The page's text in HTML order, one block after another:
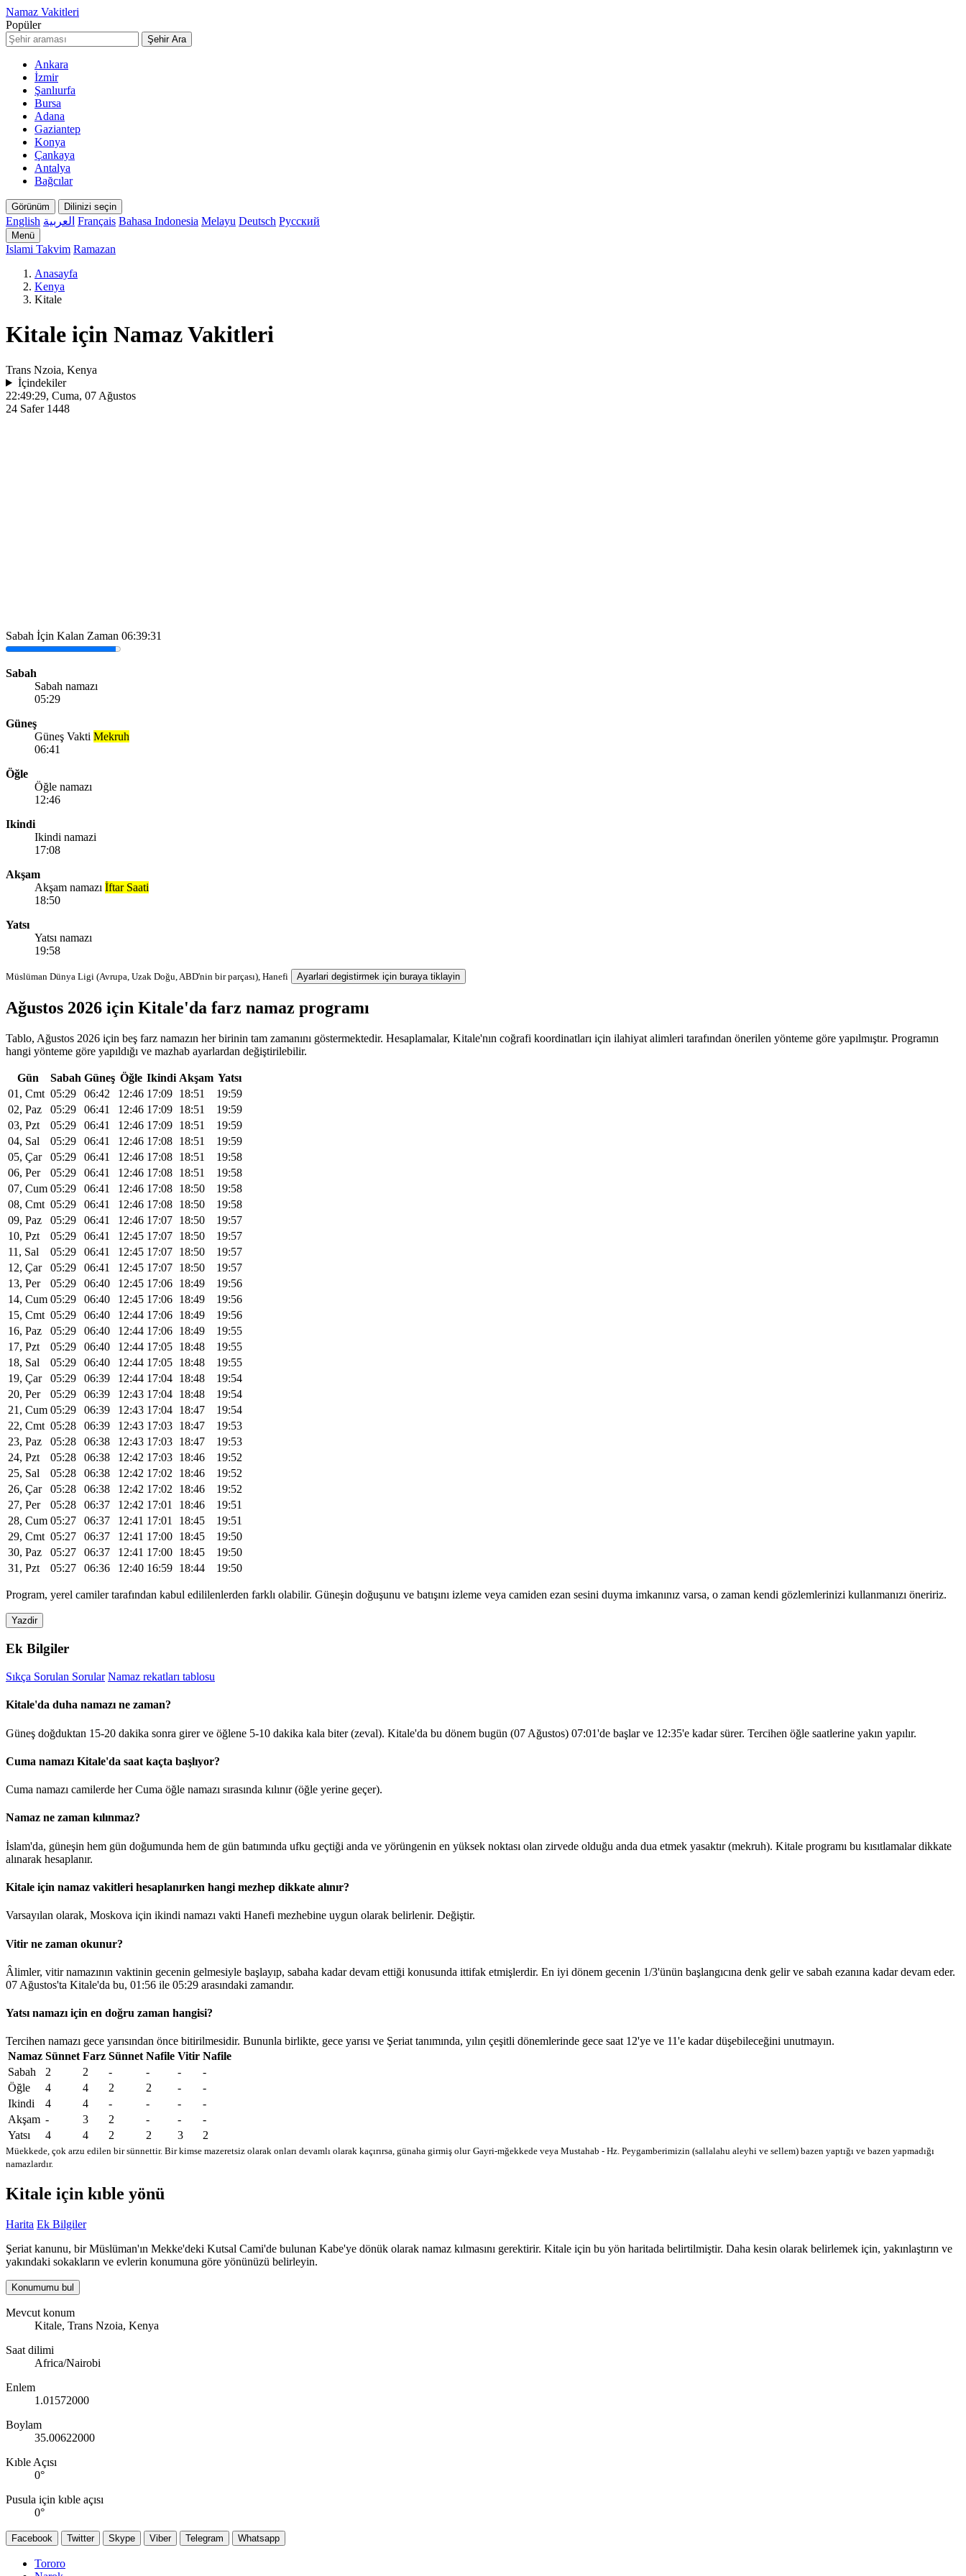
Namaz Vakitleri
Popüler
Şehir Ara
Ankara
İzmir
Şanlıurfa
Bursa
Adana
Gaziantep
Konya
Çankaya
Antalya
Bağcılar
Görünüm Dilinizi seçin
English العربية Français Bahasa Indonesia Melayu Deutsch Русский
Menü
Islami Takvim Ramazan
Anasayfa
Kenya
Kitale
Kitale için Namaz Vakitleri
Trans Nzoia, Kenya
İçindekiler
22:49:29, Cuma, 07 Ağustos
24 Safer 1448
Sabah İçin Kalan Zaman 06:39:31
Sabah
Sabah namazı
05:29
Güneş
Güneş Vakti Mekruh
06:41
Öğle
Öğle namazı
12:46
Ikindi
Ikindi namazi
17:08
Akşam
Akşam namazı İftar Saati
18:50
Yatsı
Yatsı namazı
19:58
Müslüman Dünya Ligi (Avrupa, Uzak Doğu, ABD'nin bir parçası), Hanefi Ayarlari degistirmek için buraya tiklayin
Ağustos 2026 için Kitale'da farz namaz programı
Tablo, Ağustos 2026 için beş farz namazın her birinin tam zamanını göstermektedir. Hesaplamalar, Kitale'nın coğrafi koordinatları için ilahiyat alimleri tarafından önerilen yönteme göre yapılmıştır. Programın
hangi yönteme göre yapıldığı ve mazhab ayarlardan değiştirilebilir.
Gün Sabah Güneş Öğle Ikindi Akşam Yatsı
01, Cmt 05:29 06:42 12:46 17:09 18:51
19:59
02, Paz
05:29 06:41 12:46 17:09 18:51
19:59
03, Pzt
05:29 06:41 12:46 17:09 18:51
19:59
04, Sal
05:29 06:41 12:46 17:08 18:51
19:59
05, Çar
05:29 06:41 12:46 17:08 18:51
19:58
06, Per
05:29 06:41 12:46 17:08 18:51
19:58
07, Cum 05:29 06:41 12:46 17:08 18:50
19:58
08, Cmt 05:29 06:41 12:46 17:08 18:50
19:58
09, Paz
05:29 06:41 12:46 17:07 18:50
19:57
10, Pzt
05:29 06:41 12:45 17:07 18:50
19:57
11, Sal
05:29 06:41 12:45 17:07 18:50
19:57
12, Çar
05:29 06:41 12:45 17:07 18:50
19:57
13, Per
05:29 06:40 12:45 17:06 18:49
19:56
14, Cum 05:29 06:40 12:45 17:06 18:49
19:56
15, Cmt 05:29 06:40 12:44 17:06 18:49
19:56
16, Paz
05:29 06:40 12:44 17:06 18:49
19:55
17, Pzt
05:29 06:40 12:44 17:05 18:48
19:55
18, Sal
05:29 06:40 12:44 17:05 18:48
19:55
19, Çar
05:29 06:39 12:44 17:04 18:48
19:54
20, Per
05:29 06:39 12:43 17:04 18:48
19:54
21, Cum 05:29 06:39 12:43 17:04 18:47
19:54
22, Cmt 05:28 06:39 12:43 17:03 18:47
19:53
23, Paz
05:28 06:38 12:43 17:03 18:47
19:53
24, Pzt
05:28 06:38 12:42 17:03 18:46
19:52
25, Sal
05:28 06:38 12:42 17:02 18:46
19:52
26, Çar
05:28 06:38 12:42 17:02 18:46
19:52
27, Per
05:28 06:37 12:42 17:01 18:46
19:51
28, Cum 05:27 06:37 12:41 17:01 18:45
19:51
29, Cmt 05:27 06:37 12:41 17:00 18:45
19:50
30, Paz
05:27 06:37 12:41 17:00 18:45
19:50
31, Pzt
05:27 06:36 12:40 16:59 18:44 19:50
Program, yerel camiler tarafından kabul edililenlerden farklı olabilir. Güneşin doğuşunu ve batışını izleme veya camiden ezan sesini duyma imkanınız varsa, o zaman kendi gözlemlerinizi kullanmanızı öneririz.
Yazdir
Ek Bilgiler
Sıkça Sorulan Sorular Namaz rekatları tablosu
Kitale'da duha namazı ne zaman?
Güneş doğduktan 15-20 dakika sonra girer ve öğlene 5-10 dakika kala biter (zeval). Kitale'da bu dönem bugün (07 Ağustos) 07:01'de başlar ve 12:35'e kadar sürer. Tercihen öğle saatlerine yakın yapılır.
Cuma namazı Kitale'da saat kaçta başlıyor?
Cuma namazı camilerde her Cuma öğle namazı sırasında kılınır (öğle yerine geçer).
Namaz ne zaman kılınmaz?
İslam'da, güneşin hem gün doğumunda hem de gün batımında ufku geçtiği anda ve yörüngenin en yüksek noktası olan zirvede olduğu anda dua etmek yasaktır (mekruh). Kitale programı bu kısıtlamalar dikkate
alınarak hesaplanır.
Kitale için namaz vakitleri hesaplanırken hangi mezhep dikkate alınır?
Varsayılan olarak, Moskova için ikindi namazı vakti Hanefi mezhebine uygun olarak belirlenir. Değiştir.
Vitir ne zaman okunur?
Âlimler, vitir namazının vaktinin gecenin gelmesiyle başlayıp, sabaha kadar devam ettiği konusunda ittifak etmişlerdir. En iyi dönem gecenin 1/3'ünün başlangıcına denk gelir ve sabah ezanına kadar devam eder.
07 Ağustos'ta Kitale'da bu, 01:56 ile 05:29 arasındaki zamandır.
Yatsı namazı için en doğru zaman hangisi?
Tercihen namazı gece yarısından önce bitirilmesidir. Bununla birlikte, gece yarısı ve Şeriat tanımında, yılın çeşitli dönemlerinde gece saat 12'ye ve 11'e kadar düşebileceğini unutmayın.
Namaz Sünnet Farz Sünnet Nafile Vitir Nafile
Sabah
2 2 - - -
-
Öğle
4 4 2 2 -
-
Ikindi
4 4 - - -
-
Akşam - 3 2 - -
-
Yatsı
4 4 2 2 3 2
Müekkede, çok arzu edilen bir sünnettir. Bir kimse mazeretsiz olarak onları devamlı olarak kaçırırsa, günaha girmiş olur Gayri-mğekkede veya Mustahab - Hz. Peygamberimizin (sallalahu aleyhi ve sellem) bazen yaptığı ve bazen yapmadığı
namazlardır.
Kitale için kıble yönü
Harita Ek Bilgiler
Şeriat kanunu, bir Müslüman'ın Mekke'deki Kutsal Cami'de bulunan Kabe'ye dönük olarak namaz kılmasını gerektirir. Kitale için bu yön haritada belirtilmiştir. Daha kesin olarak belirlemek için, yakınlaştırın ve
yakındaki sokakların ve evlerin konumuna göre yönünüzü belirleyin.
Konumumu bul
Mevcut konum
Kitale, Trans Nzoia, Kenya
Saat dilimi
Africa/Nairobi
Enlem
1.01572000
Boylam
35.00622000
Kıble Açısı
0°
Pusula için kıble açısı
0°
Facebook Twitter Skype Viber Telegram Whatsapp
Tororo